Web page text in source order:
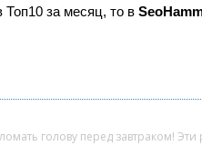
Топ10 за месяц, то в
голову перед завтраком!